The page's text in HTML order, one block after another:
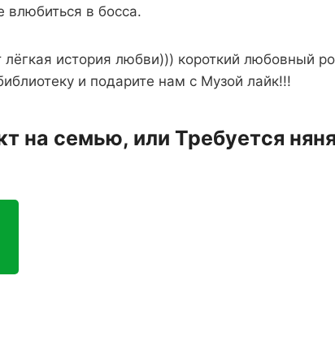
влюбиться в босса.
лёгкая история любви))) короткий любовный
и подарите нам с Музой лайк!!!
на семью, или Требуется